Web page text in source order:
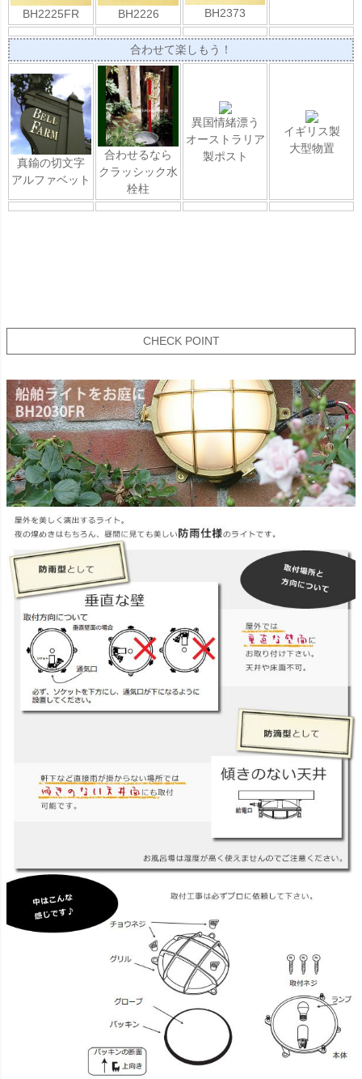
BH2225FR BH2226 BH2373
合わせて楽しもう！
真鍮の切文字
アルファベット
合わせるなら
クラッシック水
栓柱
異国情緒漂う
オーストラリア
製ポスト
イギリス製
大型物置
CHECK POINT